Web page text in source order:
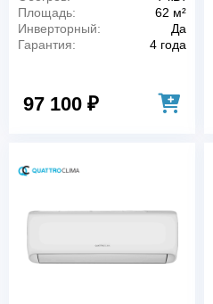
Площадь:
62 м²
Инверторный:
Да
Гарантия:
4 года
97 100 ₽